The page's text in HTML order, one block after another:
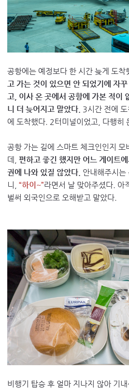
공항에는 예정보다 한 시간 늦게 도착
고 가는 것이 있으면 안 되었기에 자
고, 이사 온 곳에서 공항에 가본 적이
니 더 늦어지고 말았다. 3시간 전에
에 도착했다. 2터미널이었고, 다행히
공항 가는 길에 스마트 체크인인지 모
데, 편하고 좋긴 했지만 어느 게이트
권에 나와 있질 않았다. 안내해주시는
니, “하이~”라면서 날 맞아주셨다. 아
벌써 외국인으로 오해받고 말았다.
비행기 탑승 후 얼마 지나지 않아 기